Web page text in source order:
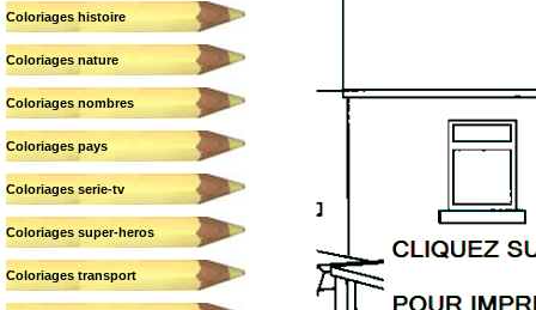
Coloriages histoire
Coloriages nature
Coloriages nombres
Coloriages pays
Coloriages serie-tv
Coloriages super-heros
Coloriages transport